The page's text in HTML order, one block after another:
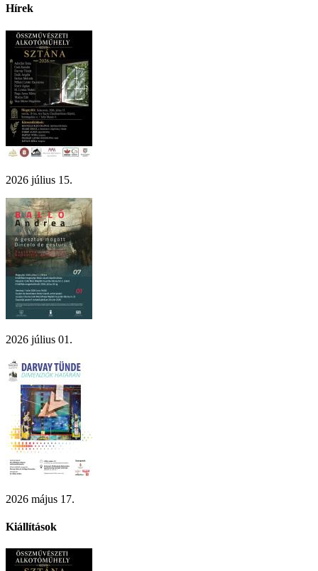
Hírek
2026 július 15.
2026 július 01.
2026 május 17.
Kiállítások